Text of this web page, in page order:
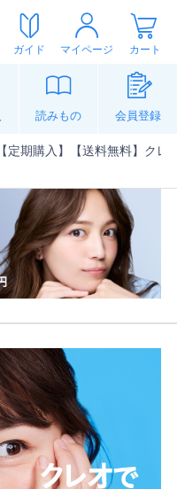
ガイド マイページ カート
読みもの 会員登録
【定期購入】【送料無料】ク